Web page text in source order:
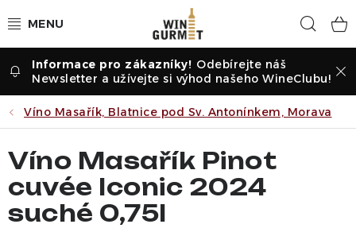
na
Vína dle druhu
Vína dle příležitosti
Dle vinařství
Vína dle země
Odebírejte náš
Newsletter a užívejte si výhod našeho WineClubu!
Víno Masařík, Blatnice pod Sv. Antonínkem, Morava
Víno Masařík Pinot
cuvée Iconic 2024
suché 0,75l